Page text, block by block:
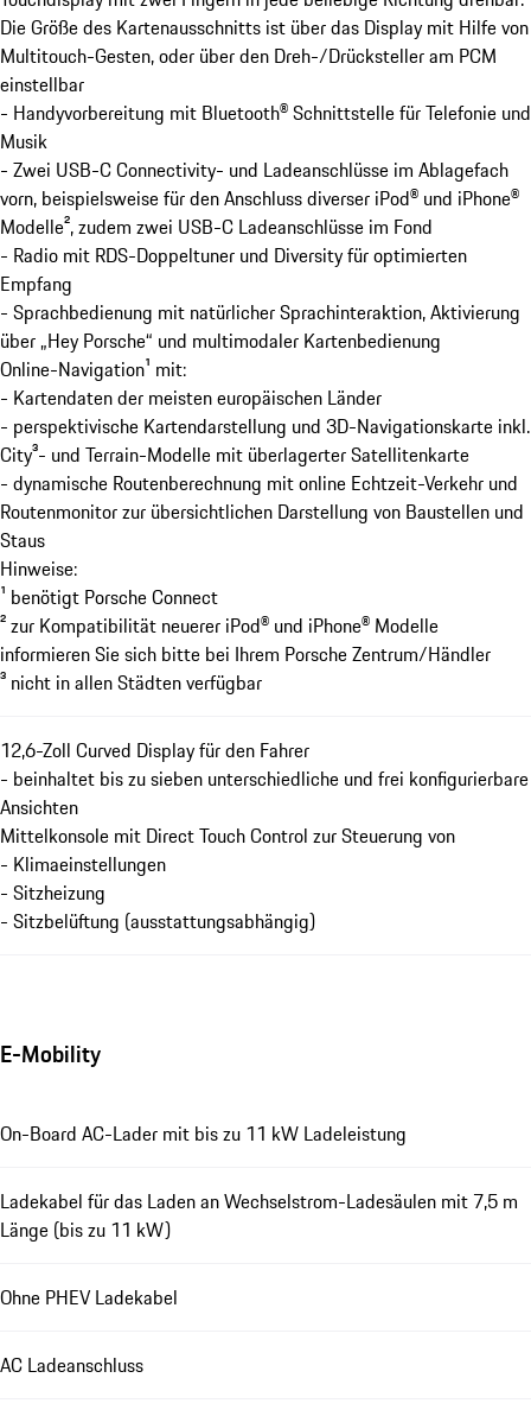
Die Größe des Kartenausschnitts ist über das Display mit Hilfe von
Multitouch-Gesten, oder über den Dreh-/Drücksteller am PCM
einstellbar
- Handyvorbereitung mit Bluetooth® Schnittstelle für Telefonie und
Musik
- Zwei USB-C Connectivity- und Ladeanschlüsse im Ablagefach
vorn, beispielsweise für den Anschluss diverser iPod® und iPhone®
Modelle², zudem zwei USB-C Ladeanschlüsse im Fond
- Radio mit RDS-Doppeltuner und Diversity für optimierten
Empfang
- Sprachbedienung mit natürlicher Sprachinteraktion, Aktivierung
über „Hey Porsche“ und multimodaler Kartenbedienung
Online-Navigation¹ mit:
- Kartendaten der meisten europäischen Länder
- perspektivische Kartendarstellung und 3D-Navigationskarte inkl.
City³- und Terrain-Modelle mit überlagerter Satellitenkarte
- dynamische Routenberechnung mit online Echtzeit-Verkehr und
Routenmonitor zur übersichtlichen Darstellung von Baustellen und
Staus
Hinweise:
¹ benötigt Porsche Connect
² zur Kompatibilität neuerer iPod® und iPhone® Modelle
informieren Sie sich bitte bei Ihrem Porsche Zentrum/Händler
³ nicht in allen Städten verfügbar
12,6-Zoll Curved Display für den Fahrer
- beinhaltet bis zu sieben unterschiedliche und frei konfigurierbare
Ansichten
Mittelkonsole mit Direct Touch Control zur Steuerung von
- Klimaeinstellungen
- Sitzheizung
- Sitzbelüftung (ausstattungsabhängig)
E-Mobility
On-Board AC-Lader mit bis zu 11 kW Ladeleistung
Ladekabel für das Laden an Wechselstrom-Ladesäulen mit 7,5 m
Länge (bis zu 11 kW)
Ohne PHEV Ladekabel
AC Ladeanschluss